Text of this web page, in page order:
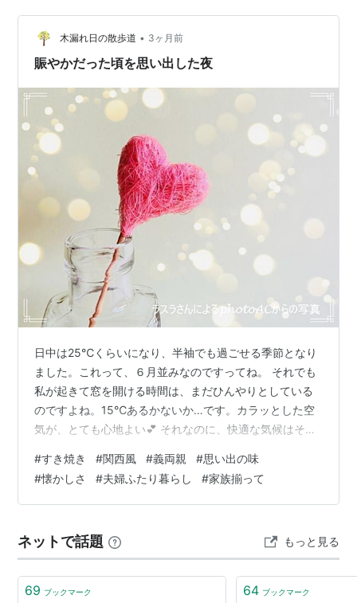
木漏れ日の散歩道 • 3ヶ月前
賑やかだった頃を思い出した夜
日中は25℃くらいになり、半袖でも過ごせる季節となり
ました。これって、６月並みなのですってね。 それでも
私が起きて窓を開ける時間は、まだひんやりとしている
のですよね。15℃あるかないか…です。カラッとした空
気が、とても心地よい💕 それなのに、快適な気候はそろ
ます🎐 にほんブログ村 連休最終日の夕食は… すき焼きと
言えば… みんなで囲んだ最後のすき焼き 今はふたりで 連
休最終日の夕食は… 長かった我が家のゴールデンウィー
の、食べたいね～ …と話す食いしん坊夫婦。でも、この
連休中は想定外の外食も…
#すき焼き #関西風 #義両親 #思い出の味
#懐かしさ #夫婦ふたり暮らし #家族揃って
ネットで話題 もっと見る
69 ブックマーク 64 ブックマーク